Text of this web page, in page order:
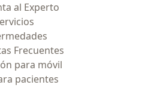
al Experto
Frecuentes
para móvil
pacientes